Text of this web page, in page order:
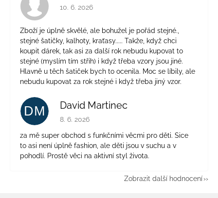
Hodnocení obchodu je 4 z 5 hvězdiček.
10. 6. 2026
Zboží je úplně skvělé, ale bohužel je pořád stejné.,
stejné šatičky, kalhoty, kraťasy..... Takže, když chci
koupit dárek, tak asi za další rok nebudu kupovat to
stejné (myslím tím střih) i když třeba vzory jsou jiné.
Hlavně u těch šatiček bych to ocenila. Moc se líbily, ale
nebudu kupovat za rok stejné i když třeba jiný vzor.
DM David Martinec
Hodnocení obchodu je 5 z 5 hvězdiček.
8. 6. 2026
za mě super obchod s funkčními věcmi pro děti. Sice
to asi není úplně fashion, ale děti jsou v suchu a v
pohodlí. Prostě věci na aktivní styl života.
Zobrazit další hodnocení